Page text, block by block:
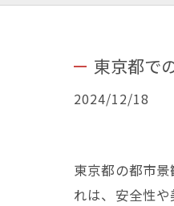
東京都で
2024/12/18
東京都の都市
れは、安全性